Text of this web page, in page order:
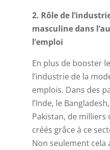
2. Rôle de
masculine dans
l’emploi
En plus de booster
l’industrie de la
emplois. Dans des
l’Inde, le
Pakistan, de milliers
créés grâce à ce
Non seulement cela